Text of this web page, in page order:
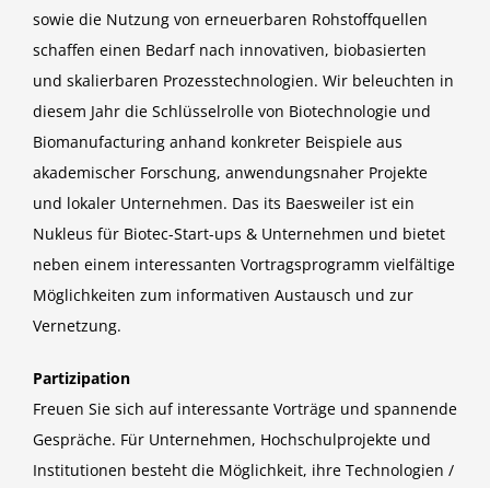
sowie die Nutzung von erneuerbaren Rohstoffquellen
schaffen einen Bedarf nach innovativen, biobasierten
und skalierbaren Prozesstechnologien. Wir beleuchten in
diesem Jahr die Schlüsselrolle von Biotechnologie und
Biomanufacturing anhand konkreter Beispiele aus
akademischer Forschung, anwendungsnaher Projekte
und lokaler Unternehmen. Das its Baesweiler ist ein
Nukleus für Biotec-Start-ups & Unternehmen und bietet
neben einem interessanten Vortragsprogramm vielfältige
Möglichkeiten zum informativen Austausch und zur
Vernetzung.
Partizipation
Freuen Sie sich auf interessante Vorträge und spannende
Gespräche. Für Unternehmen, Hochschulprojekte und
Institutionen besteht die Möglichkeit, ihre Technologien /